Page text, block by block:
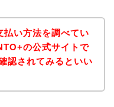
い方法を調べてい
の公式サイトで
認されてみるといい